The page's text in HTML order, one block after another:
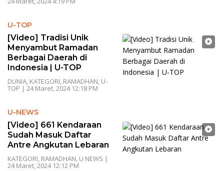
U-TOP
[Video] Tradisi Unik
Menyambut Ramadan
Berbagai Daerah di
Indonesia | U-TOP
DUNIA, KATEGORI, RAMADHAN, U-
TOP | 24 Maret, 2024 12:18 PM
U-NEWS
[Video] 661 Kendaraan
Sudah Masuk Daftar
Antre Angkutan Lebaran
KATEGORI, RAMADHAN, U NEWS |
24 Maret, 2024 12:12 PM